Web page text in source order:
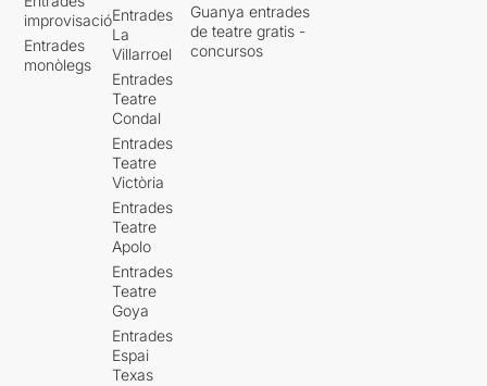
improvisació
Entrades
monòlegs
Entrades
La
Villarroel
Entrades
Teatre
Condal
Entrades
Teatre
Victòria
Entrades
Teatre
Apolo
Entrades
Teatre
Goya
Entrades
Espai
Texas
Guanya entrades
de teatre gratis -
concursos